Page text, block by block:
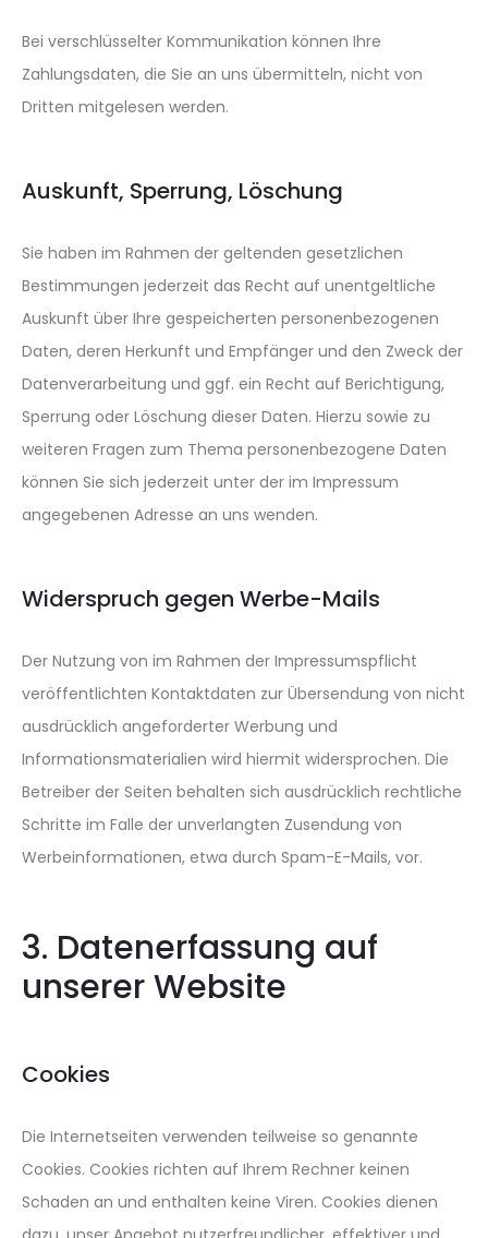
Bei verschlüsselter Kommunikation können Ihre
Zahlungsdaten, die Sie an uns übermitteln, nicht von
Dritten mitgelesen werden.
Auskunft, Sperrung, Löschung
Sie haben im Rahmen der geltenden gesetzlichen
Bestimmungen jederzeit das Recht auf unentgeltliche
Auskunft über Ihre gespeicherten personenbezogenen
Daten, deren Herkunft und Empfänger und den Zweck der
Datenverarbeitung und ggf. ein Recht auf Berichtigung,
Sperrung oder Löschung dieser Daten. Hierzu sowie zu
weiteren Fragen zum Thema personenbezogene Daten
können Sie sich jederzeit unter der im Impressum
angegebenen Adresse an uns wenden.
Widerspruch gegen Werbe-Mails
Der Nutzung von im Rahmen der Impressumspflicht
veröffentlichten Kontaktdaten zur Übersendung von nicht
ausdrücklich angeforderter Werbung und
Informationsmaterialien wird hiermit widersprochen. Die
Betreiber der Seiten behalten sich ausdrücklich rechtliche
Schritte im Falle der unverlangten Zusendung von
Werbeinformationen, etwa durch Spam-E-Mails, vor.
3. Datenerfassung auf
unserer Website
Cookies
Die Internetseiten verwenden teilweise so genannte
Cookies. Cookies richten auf Ihrem Rechner keinen
Schaden an und enthalten keine Viren. Cookies dienen